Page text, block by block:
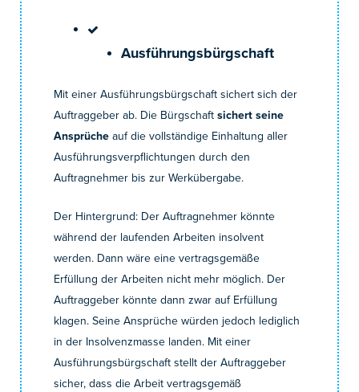
Ausführungsbürgschaft
Mit einer Ausführungsbürgschaft sichert sich der
Auftraggeber ab. Die Bürgschaftsichert seine
Ansprüche auf die vollständige Einhaltung aller
Ausführungsverpflichtungen durch den
Auftragnehmer bis zur Werkübergabe.
Der Hintergrund: Der Auftragnehmer könnte
während der laufenden Arbeiten insolvent
werden. Dann wäre eine vertragsgemäße
Erfüllung der Arbeiten nicht mehr möglich. Der
Auftraggeber könnte dann zwar auf Erfüllung
klagen. Seine Ansprüche würden jedoch lediglich
in der Insolvenzmasse landen. Mit einer
Ausführungsbürgschaft stellt der Auftraggeber
sicher, dass die Arbeit vertragsgemäß